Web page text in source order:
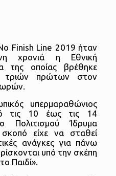
Finish Line 2019 ήταν
χρονιά η Εθνική
της οποίας βρέθηκε
τριών πρώτων στον
υπερμαραθώνιος
τις 10 έως τις 14
Πολιτισμού Ίδρυμα
είχε να σταθεί
ανάγκες για πάνω
υπό την σκέπη
Παιδί».